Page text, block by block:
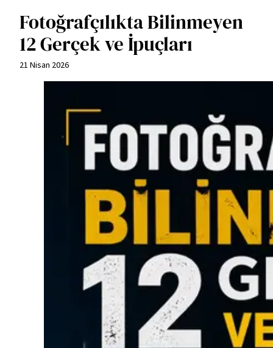
Fotoğrafçılıkta Bilinmeyen
12 Gerçek ve İpuçları
21 Nisan 2026